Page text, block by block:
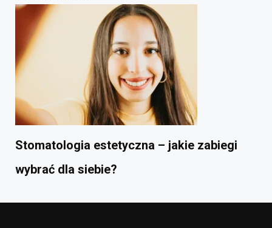
Stomatologia estetyczna – jakie zabiegi
wybrać dla siebie?